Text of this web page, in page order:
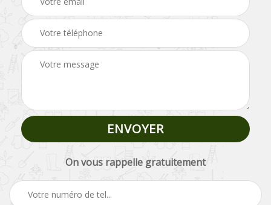
On vous rappelle gratuitement